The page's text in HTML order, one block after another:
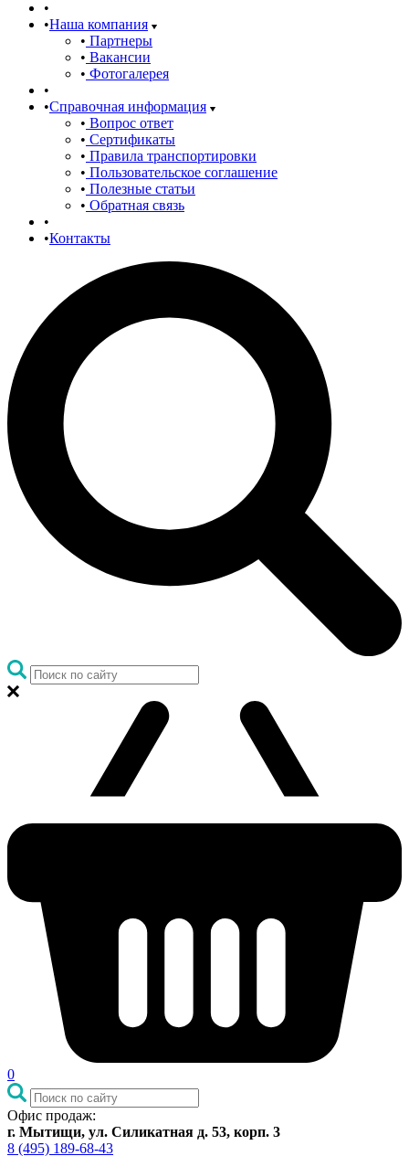
Наша компания
Партнеры
Вакансии
Фотогалерея
Справочная информация
Вопрос ответ
Сертификаты
Правила транспортировки
Пользовательское соглашение
Полезные статьи
Обратная связь
Контакты
0
Офис продаж:
г. Мытищи, ул. Силикатная д. 53, корп. 3
8 (495) 189-68-43